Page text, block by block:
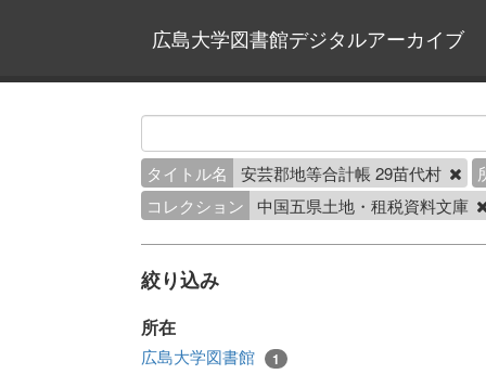
広島大学図書館デジタルアーカイブ
タイトル名 安芸郡地等合計帳 29苗代村
コレクション
中国五県土地・租税資料文庫
絞り込み
所在
広島大学図書館 1